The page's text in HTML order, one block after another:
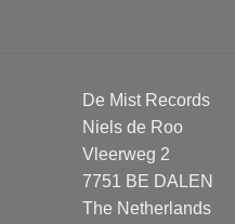
De Mist Records
Niels de Roo
Vleerweg 2
7751 BE DALEN
The Netherlands